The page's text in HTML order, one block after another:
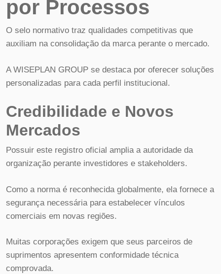
por Processos
O selo normativo traz qualidades competitivas que
auxiliam na consolidação da marca perante o mercado.
A WISEPLAN GROUP se destaca por oferecer soluções
personalizadas para cada perfil institucional.
Credibilidade e Novos
Mercados
Possuir este registro oficial amplia a autoridade da
organização perante investidores e stakeholders.
Como a norma é reconhecida globalmente, ela fornece a
segurança necessária para estabelecer vínculos
comerciais em novas regiões.
Muitas corporações exigem que seus parceiros de
suprimentos apresentem conformidade técnica
comprovada.